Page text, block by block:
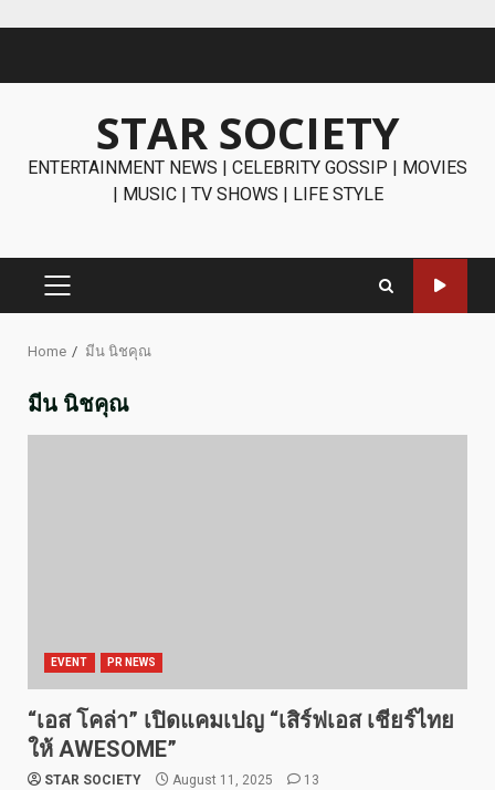
STAR SOCIETY
ENTERTAINMENT NEWS | CELEBRITY GOSSIP | MOVIES
| MUSIC | TV SHOWS | LIFE STYLE
PRIMARY
Home มีน นิชคุณ
มีน นิชคุณ
EVENT PR NEWS
“เอส โคล่า” เปิดแคมเปญ “เสิร์ฟเอส เชียร์ไทย
ให้ AWESOME”
STAR SOCIETY August 11, 2025 13